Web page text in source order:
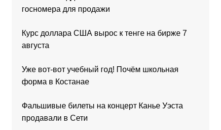
госномера для продажи
Курс доллара США вырос к тенге на бирже 7
августа
Уже вот-вот учебный год! Почём школьная
форма в Костанае
Фальшивые билеты на концерт Канье Уэста
продавали в Сети